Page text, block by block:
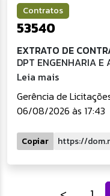
Contratos
53540
EXTRATO DE
DPT ENGENHARIA E
Leia mais
Gerência de
06/08/2026 às 17:43
Copiar